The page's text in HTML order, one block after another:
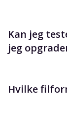
Kan jeg
jeg
Hvilke